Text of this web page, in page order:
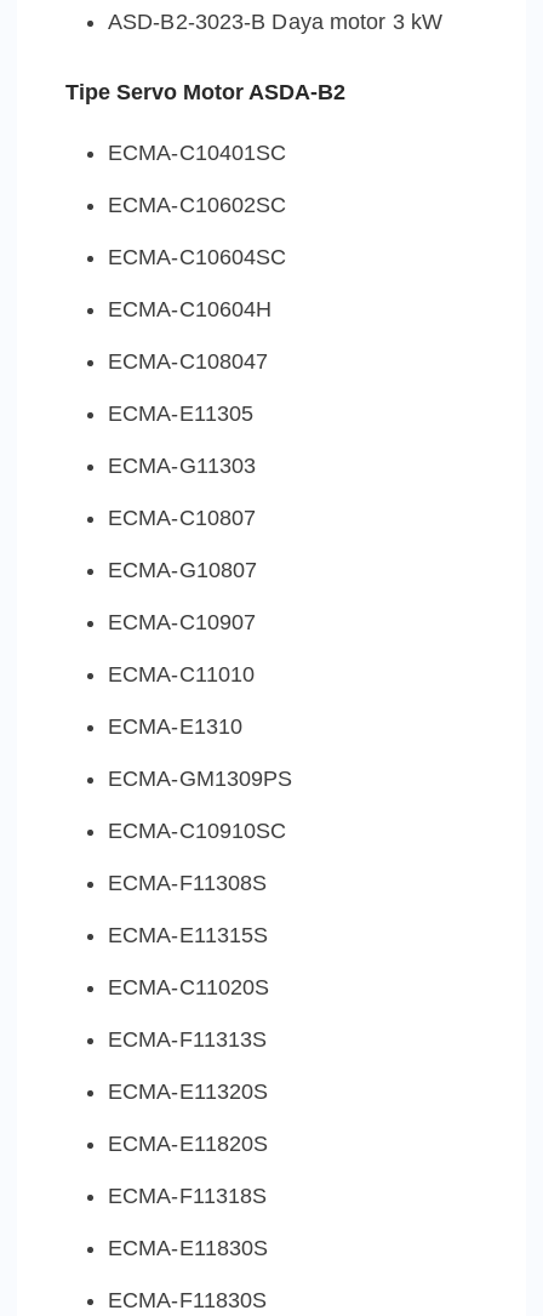
ASD-B2-3023-B Daya motor 3 kW
Tipe Servo Motor ASDA-B2
ECMA-C10401SC
ECMA-C10602SC
ECMA-C10604SC
ECMA-C10604H
ECMA-C108047
ECMA-E11305
ECMA-G11303
ECMA-C10807
ECMA-G10807
ECMA-C10907
ECMA-C11010
ECMA-E1310
ECMA-GM1309PS
ECMA-C10910SC
ECMA-F11308S
ECMA-E11315S
ECMA-C11020S
ECMA-F11313S
ECMA-E11320S
ECMA-E11820S
ECMA-F11318S
ECMA-E11830S
ECMA-F11830S